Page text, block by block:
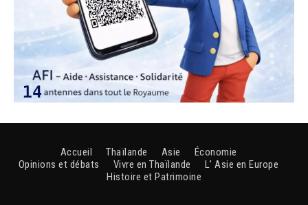
Accueil Thaïlande Asie
Économie
Opinions et débats
Vivre en Thaïlande
L’ Asie en Europe
Histoire et Patrimoine